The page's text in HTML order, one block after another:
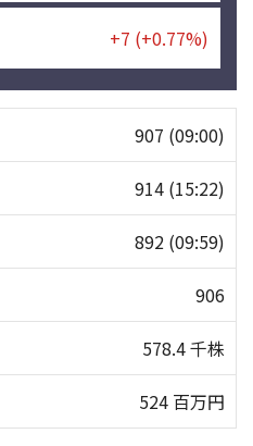
+7 (+0.77%)
907 (09:00)
914 (15:22)
892 (09:59)
906
578.4 千株
524 百万円